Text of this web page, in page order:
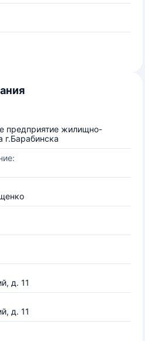
предприятие жилищно-
г.Барабинска
д. 11
д. 11